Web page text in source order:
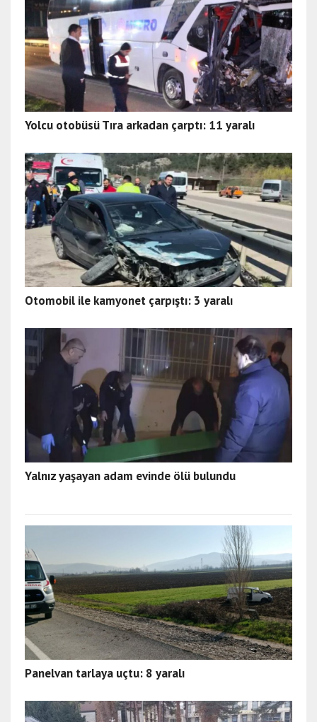
Yolcu otobüsü Tıra arkadan çarptı: 11 yaralı
Otomobil ile kamyonet çarpıştı: 3 yaralı
Yalnız yaşayan adam evinde ölü bulundu
Panelvan tarlaya uçtu: 8 yaralı